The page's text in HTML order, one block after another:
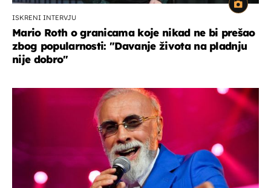
ISKRENI INTERVJU
Mario Roth o granicama koje nikad ne bi prešao
zbog popularnosti: "Davanje života na pladnju
nije dobro"